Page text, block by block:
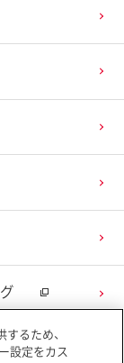
るため、
設定をカス